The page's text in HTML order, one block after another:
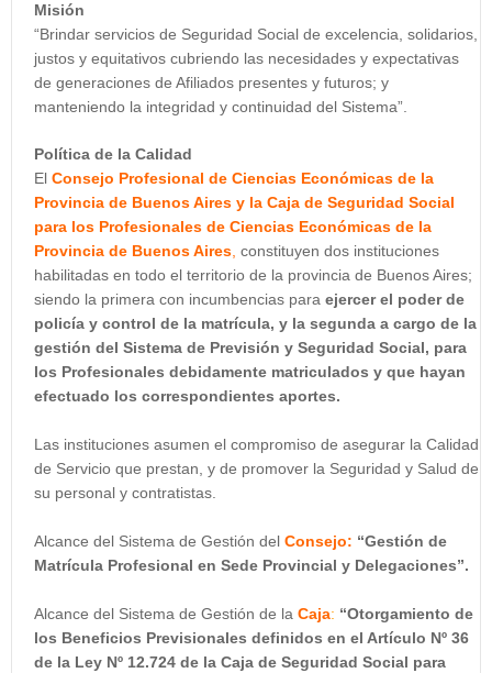
Misión
“Brindar servicios de Seguridad Social de excelencia, solidarios,
justos y equitativos cubriendo las necesidades y expectativas
de generaciones de Afiliados presentes y futuros; y
manteniendo la integridad y continuidad del Sistema”.
Política de la Calidad
El Consejo Profesional de Ciencias Económicas de la
Provincia de Buenos Aires y la Caja de Seguridad Social
para los Profesionales de Ciencias Económicas de la
Provincia de Buenos Aires constituyen dos instituciones
habilitadas en todo el territorio de la provincia de Buenos Aires;
siendo la primera con incumbencias para ejercer el poder de
policía y control de la matrícula, y la segunda a cargo de la
gestión del Sistema de Previsión y Seguridad Social, para
los Profesionales debidamente matriculados y que hayan
efectuado los correspondientes aportes.
Las instituciones asumen el compromiso de asegurar la Calidad
de Servicio que prestan, y de promover la Seguridad y Salud de
su personal y contratistas.
Alcance del Sistema de Gestión del Consejo: “Gestión de
Matrícula Profesional en Sede Provincial y Delegaciones”.
Alcance del Sistema de Gestión de la Caja: “Otorgamiento de
los Beneficios Previsionales definidos en el Artículo Nº 36
de la Ley Nº 12.724 de la Caja de Seguridad Social para